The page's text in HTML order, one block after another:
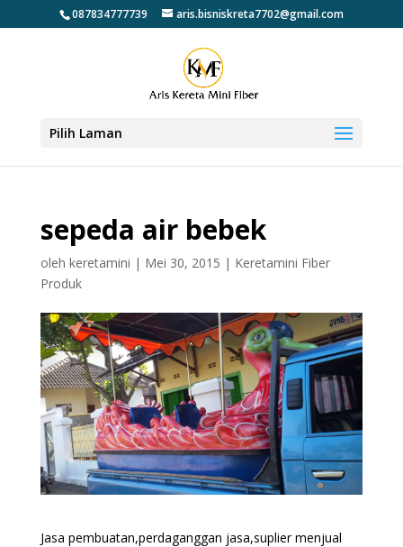
087834777739 aris.bisniskreta7702@gmail.com
Pilih Laman
sepeda air bebek
oleh keretamini | Mei 30, 2015 | Keretamini Fiber
Produk
Jasa pembuatan,perdaganggan jasa,suplier menjual